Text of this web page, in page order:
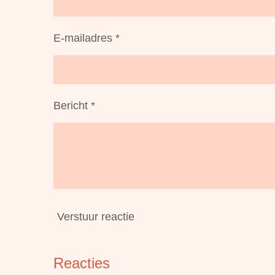
E-mailadres *
Bericht *
Verstuur reactie
Reacties